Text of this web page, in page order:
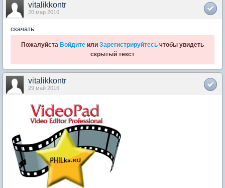
vitalikkontr
20 мар 2016
скачать
Пожалуйста Войдите или Зарегистрируйтесь чтобы увидеть
скрытый текст
vitalikkontr
29 май 2016